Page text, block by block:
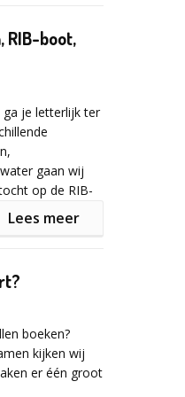
schoenen
te houden
en
verschil
kronen tot de
felbegeerde
RIB-boot,
ga je letterlijk ter
gaan wij
op de RIB-
rijden
Lees meer
boeken?
kijken wij
er één groot